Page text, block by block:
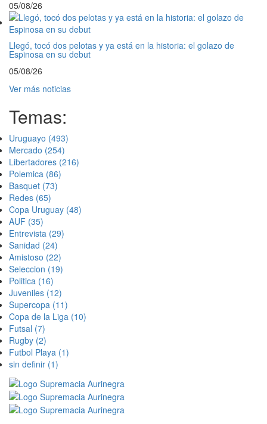
05/08/26
Llegó, tocó dos pelotas y ya está en la historia: el golazo de
Espinosa en su debut
05/08/26
Ver más noticias
Temas:
Uruguayo (493)
Mercado (254)
Libertadores (216)
Polemica (86)
Basquet (73)
Redes (65)
Copa Uruguay (48)
AUF (35)
Entrevista (29)
Sanidad (24)
Amistoso (22)
Seleccion (19)
Politica (16)
Juveniles (12)
Supercopa (11)
Copa de la Liga (10)
Futsal (7)
Rugby (2)
Futbol Playa (1)
sin definir (1)